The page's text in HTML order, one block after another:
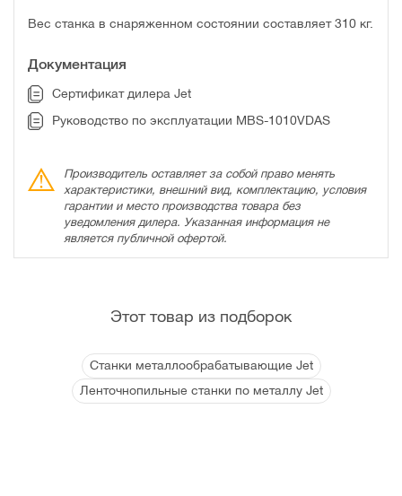
Вес станка в снаряженном состоянии составляет 310 кг.
Документация
Сертификат дилера Jet
Руководство по эксплуатации MBS-1010VDAS
Производитель оставляет за собой право менять
характеристики, внешний вид, комплектацию, условия
гарантии и место производства товара без
уведомления дилера. Указанная информация не
является публичной офертой.
Этот товар из подборок
Станки металлообрабатывающие Jet
Ленточнопильные станки по металлу Jet